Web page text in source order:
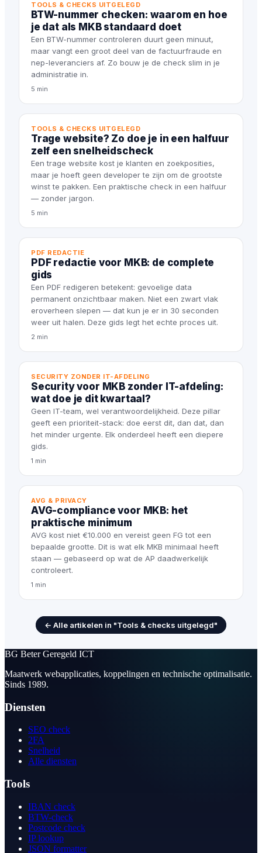
TOOLS & CHECKS UITGELEGD
BTW-nummer checken: waarom en hoe
je dat als MKB standaard doet
Een BTW-nummer controleren duurt geen minuut,
maar vangt een groot deel van de factuurfraude en
nep-leveranciers af. Zo bouw je de check slim in je
administratie in.
5 min
TOOLS & CHECKS UITGELEGD
Trage website? Zo doe je in een halfuur
zelf een snelheidscheck
Een trage website kost je klanten en zoekposities,
maar je hoeft geen developer te zijn om de grootste
winst te pakken. Een praktische check in een halfuur
— zonder jargon.
5 min
PDF REDACTIE
PDF redactie voor MKB: de complete
gids
Een PDF redigeren betekent: gevoelige data
permanent onzichtbaar maken. Niet een zwart vlak
eroverheen slepen — dat kun je er in 30 seconden
weer uit halen. Deze gids legt het echte proces uit.
2 min
SECURITY ZONDER IT-AFDELING
Security voor MKB zonder IT-afdeling:
wat doe je dit kwartaal?
Geen IT-team, wel verantwoordelijkheid. Deze pillar
geeft een prioriteit-stack: doe eerst dit, dan dat, dan
het minder urgente. Elk onderdeel heeft een diepere
gids.
1 min
AVG & PRIVACY
AVG-compliance voor MKB: het
praktische minimum
AVG kost niet €10.000 en vereist geen FG tot een
bepaalde grootte. Dit is wat elk MKB minimaal heeft
staan — gebaseerd op wat de AP daadwerkelijk
controleert.
1 min
← Alle artikelen in "Tools & checks uitgelegd"
BG Beter Geregeld ICT
Maatwerk webapplicaties, koppelingen en technische optimalisatie.
Sinds 1989.
Diensten
SEO check
2FA
Snelheid
Alle diensten
Tools
IBAN check
BTW-check
Postcode check
IP lookup
JSON formatter